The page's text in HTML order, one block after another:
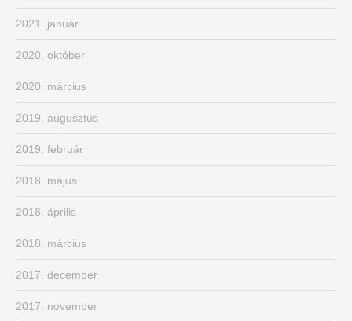
2021. január
2020. október
2020. március
2019. augusztus
2019. február
2018. május
2018. április
2018. március
2017. december
2017. november